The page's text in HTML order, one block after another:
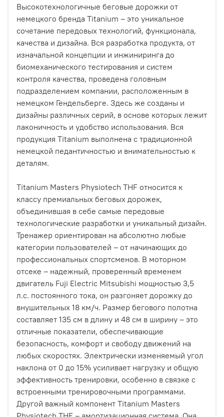
Высокотехнологичные беговые дорожки от
немецкого бренда Titanium – это уникальное
сочетание передовых технологий, функционала,
качества и дизайна. Вся разработка продукта, от
изначальной концепции и инжиниринга до
биомеханического тестирования и систем
контроля качества, проведена головным
подразделением компании, расположенным в
немецком Гендельберге. Здесь же созданы и
дизайны различных серий, в основе которых лежит
лаконичность и удобство использования. Вся
продукция Titanium выполнена с традиционной
немецкой педантичностью и внимательностью к
деталям.
Titanium Masters Physiotech THF относится к
классу премиальных беговых дорожек,
объединившая в себе самые передовые
технологические разработки и уникальный дизайн.
Тренажер ориентирован на абсолютно любые
категории пользователей – от начинающих до
профессиональных спортсменов. В моторном
отсеке – надежный, проверенный временем
двигатель Fuji Electric Mitsubishi мощностью 3,5
л.с. постоянного тока, он разгоняет дорожку до
внушительных 18 км/ч. Размер бегового полотна
составляет 135 см в длину и 48 см в ширину – это
отличные показатели, обеспечивающие
безопасность, комфорт и свободу движений на
любых скоростях. Электрически изменяемый угол
наклона от 0 до 15% усиливает нагрузку и общую
эффективность тренировки, особенно в связке с
встроенными тренировочными программами.
Другой важный компонент Titanium Masters